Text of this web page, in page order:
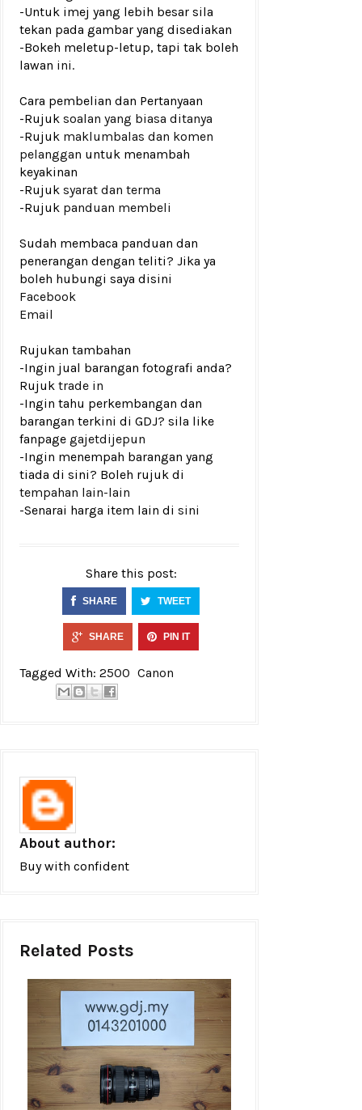
-Untuk imej yang lebih besar sila
tekan pada gambar yang disediakan
-Bokeh meletup-letup, tapi tak boleh
lawan ini.
Cara pembelian dan Pertanyaan
-Rujuk soalan yang biasa ditanya
-Rujuk maklumbalas dan komen
pelanggan untuk menambah
keyakinan
-Rujuk syarat dan terma
-Rujuk panduan membeli
Sudah membaca panduan dan
penerangan dengan teliti? Jika ya
boleh hubungi saya disini
Facebook
Email
Rujukan tambahan
-Ingin jual barangan fotografi anda?
Rujuk trade in
-Ingin tahu perkembangan dan
barangan terkini di GDJ? sila like
fanpage gajetdijepun
-Ingin menempah barangan yang
tiada di sini? Boleh rujuk di
tempahan lain-lain
-Senarai harga item lain di sini
Share this post:
SHARE TWEET
SHARE PIN IT
Tagged With: 2500 Canon
About author:
Buy with confident
Related Posts